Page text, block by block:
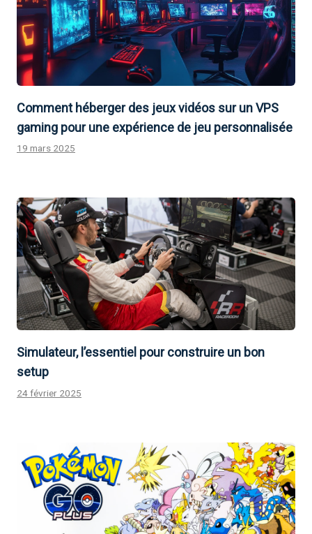
Comment héberger des jeux vidéos sur un VPS
gaming pour une expérience de jeu personnalisée
19 mars 2025
Simulateur, l’essentiel pour construire un bon
setup
24 février 2025